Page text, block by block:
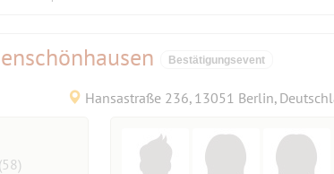
Bestätigungsevent
Hansastraße 236, 13051 Berlin,
(58)